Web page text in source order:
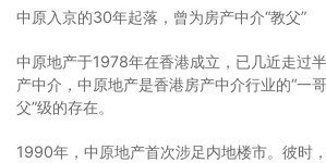
中原入京的30年起落，曾为房产中介“教父”
中原地产于1978年在香港成立，已几近走过
产中介，中原地产是香港房产中介行业的“一
父”级的存在。
1990年，中原地产首次涉足内地楼市。彼时